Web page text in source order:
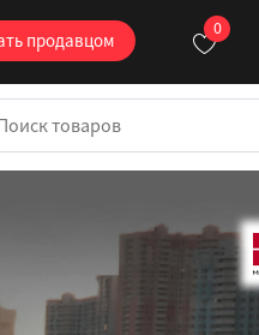
продавцом
0